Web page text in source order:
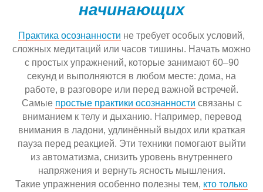
начинающих
Практика осознанности не требует особых условий,
сложных медитаций или часов тишины. Начать можно
с простых упражнений, которые занимают 60–90
секунд и выполняются в любом месте: дома, на
работе, в разговоре или перед важной встречей.
Самые простые практики осознанности связаны с
вниманием к телу и дыханию. Например, перевод
внимания в ладони, удлинённый выдох или краткая
пауза перед реакцией. Эти техники помогают выйти
из автоматизма, снизить уровень внутреннего
напряжения и вернуть ясность мышления.
Такие упражнения особенно полезны тем, кто только